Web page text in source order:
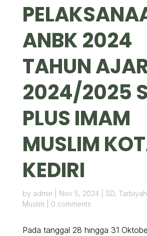
ANBK 2024
TAHUN
2024/2025
PLUS IMAM
MUSLIM
KEDIRI
by admin Nov 5, 2024 SD, Tarbiyah
Muslim
0 comments
Pada tanggal 28 hingga 31